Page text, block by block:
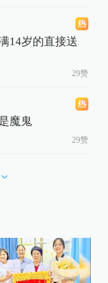
14岁的直接送
29赞
魔鬼
29赞